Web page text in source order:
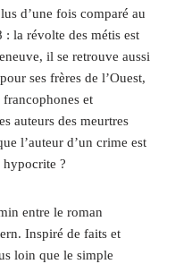
d’une fois comparé au
: la révolte des métis est
il se retrouve aussi
ses frères de l’Ouest,
francophones et
auteurs des meurtres
l’auteur d’un crime est
hypocrite ?
entre le roman
Inspiré de faits et
loin que le simple